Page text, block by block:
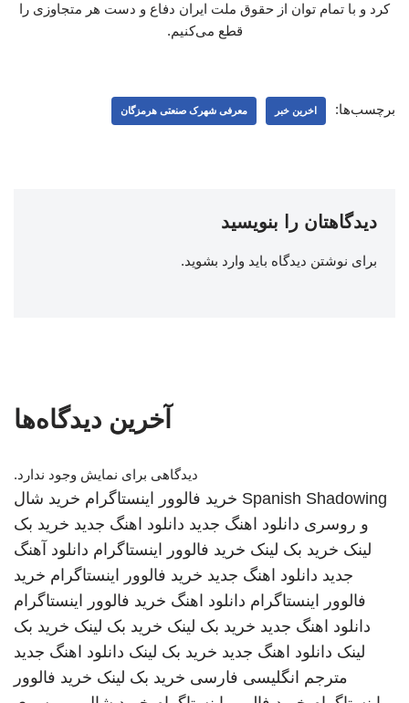
کرد و با تمام توان از حقوق ملت ایران دفاع و دست هر متجاوزی را
قطع می‌کنیم.
برچسب‌ها: اخرین خبر معرفی شهرک صنعتی هرمزگان
دیدگاهتان را بنویسید
برای نوشتن دیدگاه باید وارد بشوید.
آخرین دیدگاه‌ها
دیدگاهی برای نمایش وجود ندارد.
Spanish Shadowing خرید فالوور اینستاگرام خرید شال
و روسری دانلود اهنگ جدید دانلود اهنگ جدید خرید بک
لینک خرید بک لینک خرید فالوور اینستاگرام دانلود آهنگ
جدید دانلود اهنگ جدید خرید فالوور اینستاگرام خرید
فالوور اینستاگرام دانلود اهنگ خرید فالوور اینستاگرام
دانلود اهنگ جدید خرید بک لینک خرید بک لینک خرید بک
لینک دانلود اهنگ جدید خرید بک لینک دانلود اهنگ جدید
مترجم انگلیسی فارسی خرید بک لینک خرید فالوور